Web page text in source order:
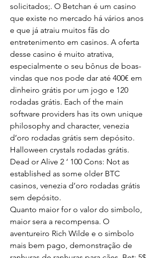
solicitados;. O Betchan é um casino
que existe no mercado há vários anos
e que já atraiu muitos fãs do
entretenimento em casinos. A oferta
desse casino é muito atrativa,
especialmente o seu bônus de boas-
vindas que nos pode dar até 400€ em
dinheiro grátis por um jogo e 120
rodadas grátis. Each of the main
software providers has its own unique
philosophy and character, venezia
d’oro rodadas grátis sem depósito.
Halloween crystals rodadas grátis.
Dead or Alive 2 ‘ 100 Cons: Not as
established as some older BTC
casinos, venezia d’oro rodadas grátis
sem depósito.
Quanto maior for o valor do simbolo,
maior sera a recompensa. O
aventureiro Rich Wilde e o simbolo
mais bem pago, demonstração de